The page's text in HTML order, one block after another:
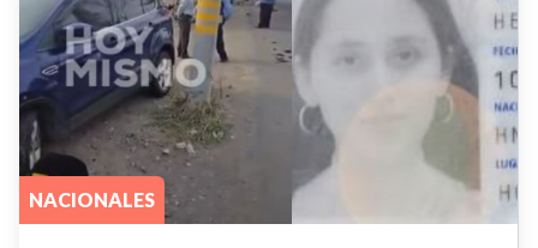
NACIONALES